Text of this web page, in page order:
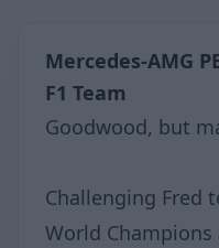
Mercedes-AMG
F1 Team
Goodwood, but
Challenging Fred
World